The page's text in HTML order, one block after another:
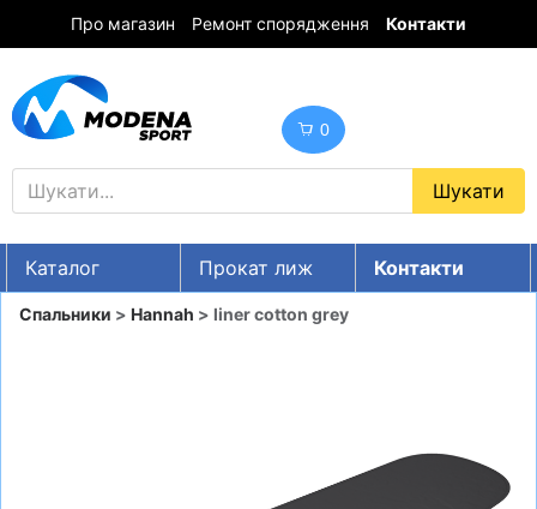
Про магазин Ремонт спорядження Контакти
0
Каталог Прокат лиж
Контакти
UA RU EN
Спальники > Hannah > liner cotton grey